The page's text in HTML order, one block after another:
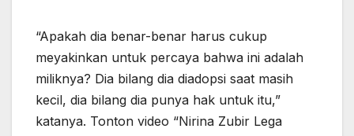
“Apakah dia benar-benar harus cukup
meyakinkan untuk percaya bahwa ini adalah
miliknya? Dia bilang dia diadopsi saat masih
kecil, dia bilang dia punya hak untuk itu,”
katanya. Tonton video “Nirina Zubir Lega